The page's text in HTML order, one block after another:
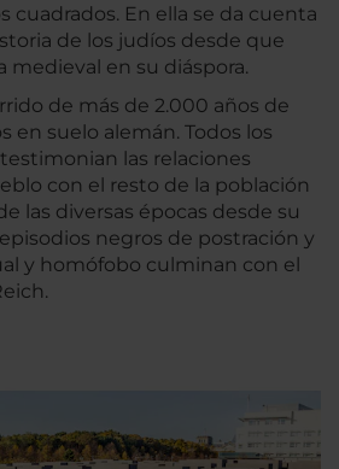
cuadrados. En ella se da cuenta
de los judíos desde que
medieval en su diáspora.
de más de 2.000 años de
en suelo alemán. Todos los
las relaciones
con el resto de la población
las diversas épocas desde su
negros de postración y
y homófobo culminan con el